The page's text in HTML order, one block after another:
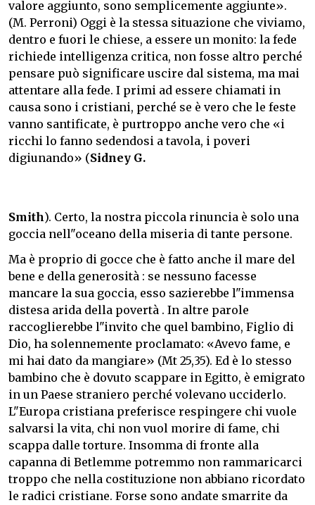
valore aggiunto, sono semplicemente aggiunte».
(M. Perroni) Oggi è la stessa situazione che viviamo,
dentro e fuori le chiese, a essere un monito: la fede
richiede intelligenza critica, non fosse altro perché
pensare può significare uscire dal sistema, ma mai
attentare alla fede. I primi ad essere chiamati in
causa sono i cristiani, perché se è vero che le feste
vanno santificate, è purtroppo anche vero che «i
ricchi lo fanno sedendosi a tavola, i poveri
digiunando» (Sidney G.
Smith). Certo, la nostra piccola rinuncia è solo una
goccia nell"oceano della miseria di tante persone.
Ma è proprio di gocce che è fatto anche il mare del
bene e della generosità : se nessuno facesse
mancare la sua goccia, esso sazierebbe l"immensa
distesa arida della povertà . In altre parole
raccoglierebbe l"invito che quel bambino, Figlio di
Dio, ha solennemente proclamato: «Avevo fame, e
mi hai dato da mangiare» (Mt 25,35). Ed è lo stesso
bambino che è dovuto scappare in Egitto, è emigrato
in un Paese straniero perché volevano ucciderlo.
L"Europa cristiana preferisce respingere chi vuole
salvarsi la vita, chi non vuol morire di fame, chi
scappa dalle torture. Insomma di fronte alla
capanna di Betlemme potremmo non rammaricarci
troppo che nella costituzione non abbiano ricordato
le radici cristiane. Forse sono andate smarrite da